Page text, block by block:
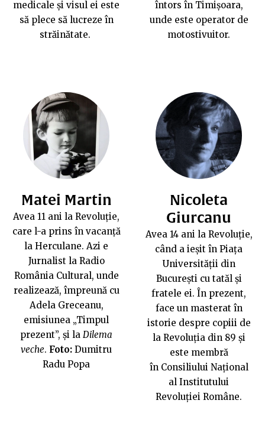
medicale și visul ei este
să plece să lucreze în
străinătate.
întors în Timișoara,
unde este operator de
motostivuitor.
Matei Martin
Avea 11 ani la Revoluție,
care l-a prins în vacanță
la Herculane. Azi e
Jurnalist la Radio
România Cultural, unde
realizează, împreună cu
Adela Greceanu,
emisiunea „Timpul
prezent”, și la Dilema
veche. Foto: Dumitru
Radu Popa
Nicoleta
Giurcanu
Avea 14 ani la Revoluție,
când a ieșit în Piața
Universității din
București cu tatăl și
fratele ei. În prezent,
face un masterat în
istorie despre copiii de
la Revoluția din 89 și
este membră
în Consiliului Național
al Institutului
Revoluției Române.